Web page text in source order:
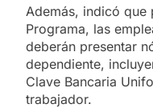
Además, indicó
Programa, las
deberán presentar
dependiente,
Clave Bancaria
trabajador.